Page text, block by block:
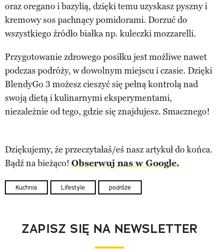
oraz oregano i bazylią, dzięki temu uzyskasz pyszny i
kremowy sos pachnący pomidorami. Dorzuć do
wszystkiego źródło białka np. kuleczki mozzarelli.
Przygotowanie zdrowego posiłku jest możliwe nawet
podczas podróży, w dowolnym miejscu i czasie. Dzięki
BlendyGo 3 możesz cieszyć się pełną kontrolą nad
swoją dietą i kulinarnymi eksperymentami,
niezależnie od tego, gdzie się znajdujesz. Smacznego!
Dziękujemy, że przeczytałaś/eś nasz artykuł do końca.
Bądź na bieżąco! Obserwuj nas w Google.
Kuchnia Lifestyle podróże
ZAPISZ SIĘ NA NEWSLETTER